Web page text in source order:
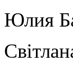
Юлия